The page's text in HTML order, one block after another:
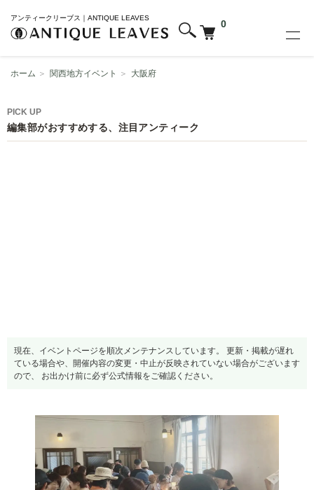
アンティークリーブス｜ANTIQUE LEAVES
0
ホーム ＞ 関西地方イベント ＞ 大阪府
PICK UP
編集部がおすすめする、注目アンティーク
現在、イベントページを順次メンテナンスしています。 更新・掲載が遅れ
ている場合や、開催内容の変更・中止が反映されていない場合がございます
ので、 お出かけ前に必ず公式情報をご確認ください。